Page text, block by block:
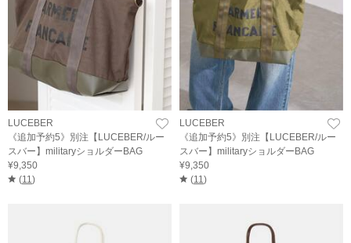
LUCEBER
《追加予約5》別注【LUCEBER/ルー
スバー】militaryショルダーBAG
¥9,350
(11)
LUCEBER
《追加予約5》別注【LUCEBER/ルー
スバー】militaryショルダーBAG
¥9,350
(11)